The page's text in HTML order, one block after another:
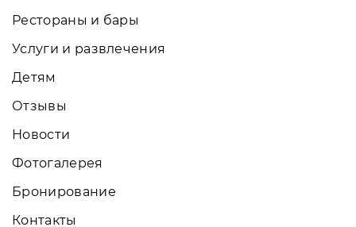
Рестораны и бары
Услуги и развлечения
Детям
Отзывы
Новости
Фотогалерея
Бронирование
Контакты